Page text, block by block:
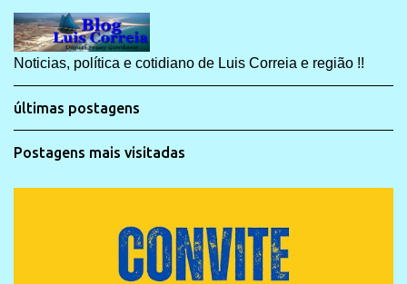
Noticias, política e cotidiano de Luis Correia e região !!
últimas postagens
Postagens mais visitadas